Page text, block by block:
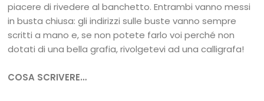
piacere di rivedere al banchetto. Entrambi vanno messi
in busta chiusa: gli indirizzi sulle buste vanno sempre
scritti a mano e, se non potete farlo voi perché non
dotati di una bella grafia, rivolgetevi ad una calligrafa!
COSA SCRIVERE…